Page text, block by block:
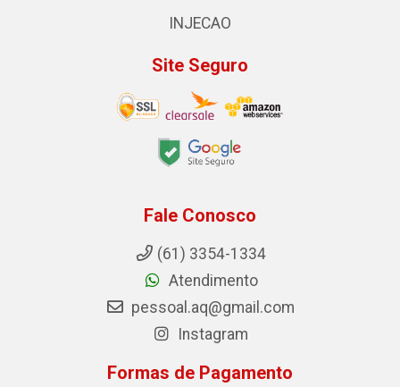
INJECAO
Site Seguro
Fale Conosco
(61) 3354-1334
Atendimento
pessoal.aq@gmail.com
Instagram
Formas de Pagamento